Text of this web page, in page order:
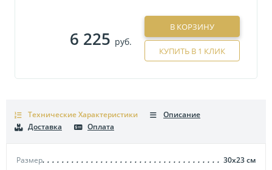
6 225 руб.
В КОРЗИНУ
КУПИТЬ В 1 КЛИК
Технические Характеристики
Размер 30х23см
Описание
Доставка
Оплата